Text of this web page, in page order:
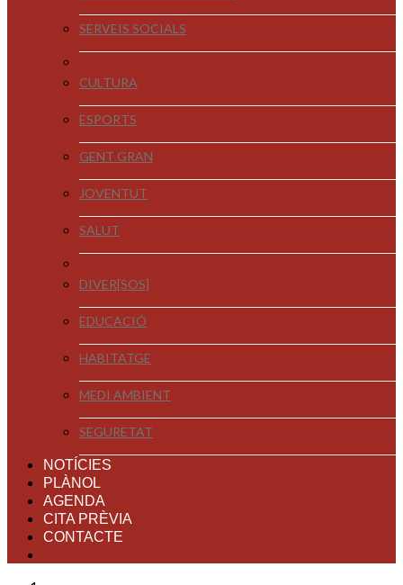
SERVEIS SOCIALS
CULTURA
ESPORTS
GENT GRAN
JOVENTUT
SALUT
DIVER[SOS]
EDUCACIÓ
HABITATGE
MEDI AMBIENT
SEGURETAT
NOTÍCIES
PLÀNOL
AGENDA
CITA PRÈVIA
CONTACTE